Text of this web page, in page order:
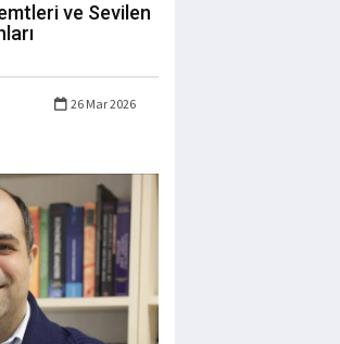
ve Sevilen
26 Mar 2026